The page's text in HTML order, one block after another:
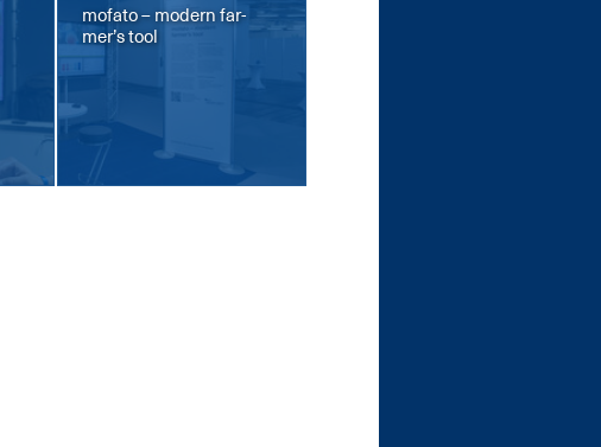
mo­f­a­to – mo­dern far­
mer’s tool